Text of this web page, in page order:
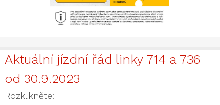
Aktuální jízdní řád linky 714 a 736
od 30.9.2023
Rozklikněte: